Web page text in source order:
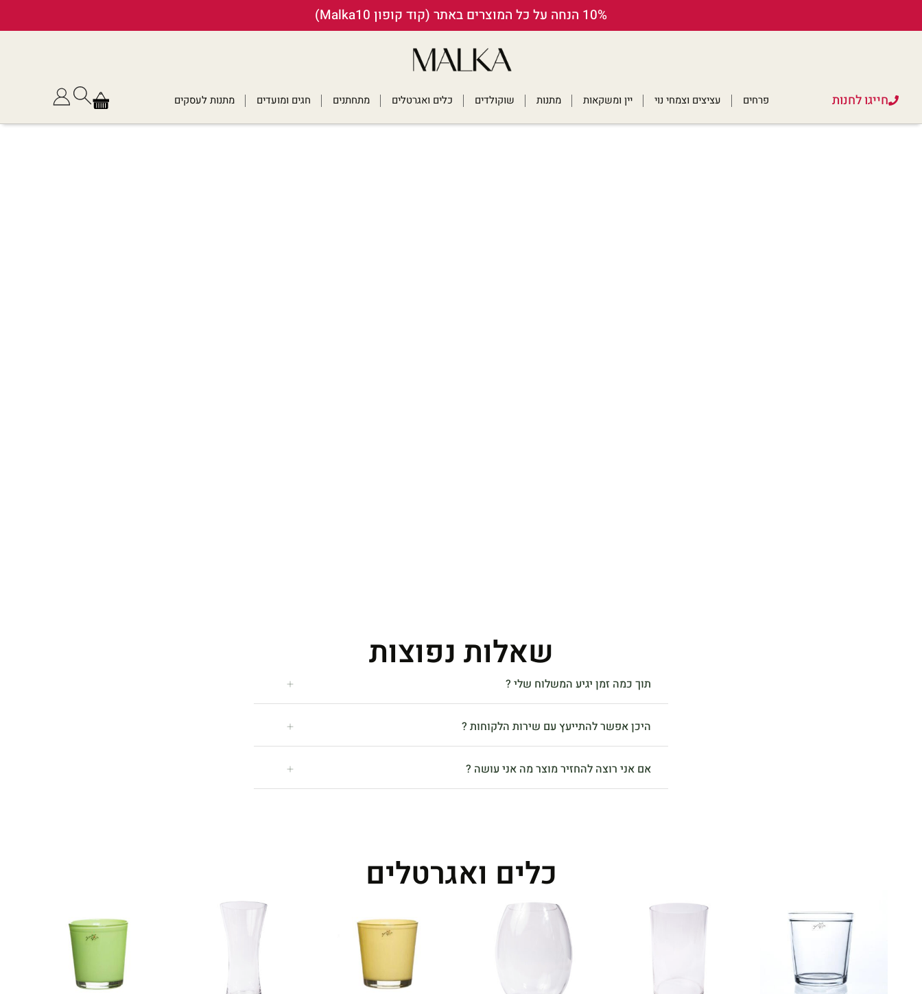
10% הנחה על כל המוצרים באתר (קוד קופון Malka10)
חייגו לחנות פרחים עציצים וצמחי נוי יין ומשקאות מתנות שוקולדים כלים ואגרטלים מתחתנים חגים ומועדים מתנות לעסקים
שאלות נפוצות
תוך כמה זמן יגיע המשלוח שלי ?
היכן אפשר להתייעץ עם שירות הלקוחות ?
אם אני רוצה להחזיר מוצר מה אני עושה ?
כלים ואגרטלים